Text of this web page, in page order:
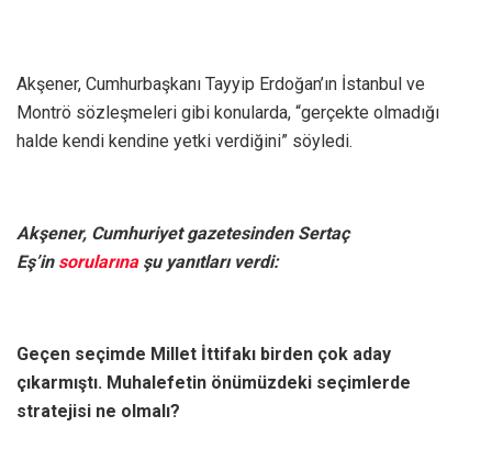
Akşener, Cumhurbaşkanı Tayyip Erdoğan’ın İstanbul ve
Montrö sözleşmeleri gibi konularda, “gerçekte olmadığı
halde kendi kendine yetki verdiğini” söyledi.
Akşener, Cumhuriyet gazetesinden Sertaç
Eş’in sorularınaşu yanıtları verdi:
Geçen seçimde Millet İttifakı birden çok aday
çıkarmıştı. Muhalefetin önümüzdeki seçimlerde
stratejisi ne olmalı?